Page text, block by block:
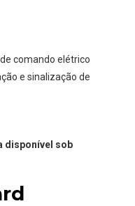
comando elétrico
e sinalização de
disponível sob